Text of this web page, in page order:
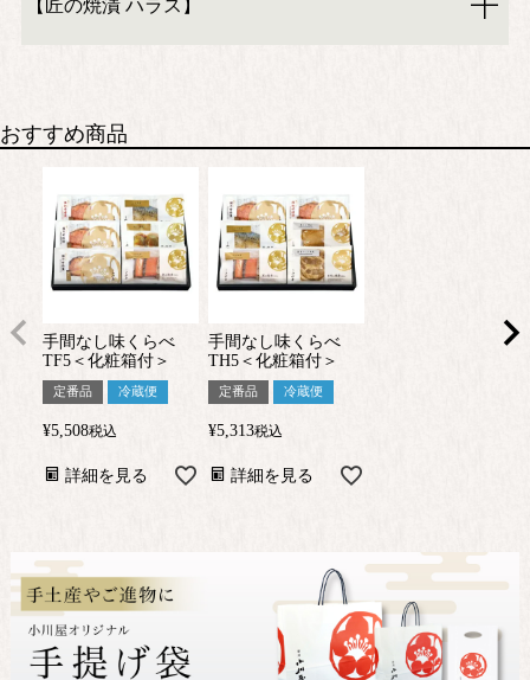
【匠の焼漬 ハラス】
おすすめ商品
手間なし味くらべ
TF5＜化粧箱付＞
定番品 冷蔵便
¥5,508税込
詳細を見る
手間なし味くらべ
TH5＜化粧箱付＞
定番品 冷蔵便
¥5,313税込
詳細を見る